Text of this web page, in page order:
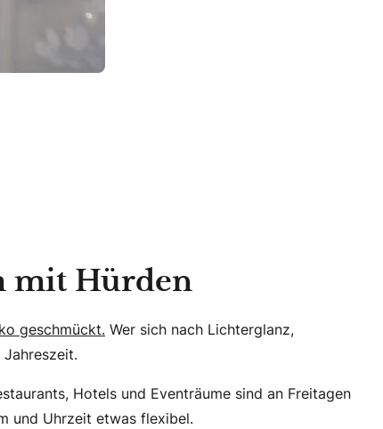
mit Hürden
geschmückt. Wer sich nach Lichterglanz,
Hotels und Eventräume sind an Freitagen
und Uhrzeit etwas flexibel.